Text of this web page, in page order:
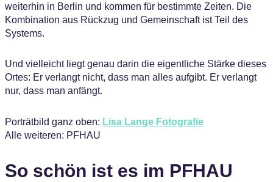
weiterhin in Berlin und kommen für bestimmte Zeiten. Die
Kombination aus Rückzug und Gemeinschaft ist Teil des
Systems.
Und vielleicht liegt genau darin die eigentliche Stärke dieses
Ortes: Er verlangt nicht, dass man alles aufgibt. Er verlangt
nur, dass man anfängt.
Porträtbild ganz oben: Lisa Lange Fotografie
Alle weiteren: PFHAU
So schön ist es im PFHAU